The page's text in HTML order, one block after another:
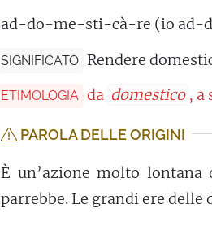
ad-do-me-sti-cà-re (io ad-
SIGNIFICATO Rendere
ETIMOLOGIA da domestico , a
PAROLA DELLE ORIGINI
È un’azione molto
parrebbe. Le grandi ere